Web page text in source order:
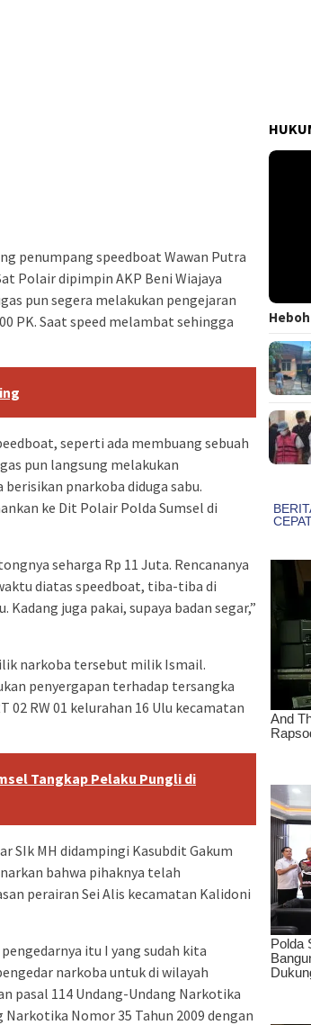
penumpang speedboat Wawan Putra
Polair dipimpin AKP Beni Wiajaya
pun segera melakukan pengejaran
PK. Saat speed melambat sehingga
seperti ada membuang sebuah
pun langsung melakukan
pnarkoba diduga sabu.
ke Dit Polair Polda Sumsel di
seharga Rp 11 Juta. Rencananya
diatas speedboat, tiba-tiba di
juga pakai, supaya badan segar,”
narkoba tersebut milik Ismail.
penyergapan terhadap tersangka
02 RW 01 kelurahan 16 Ulu kecamatan
Tangkap Pelaku Pungli di
SIk MH didampingi Kasubdit Gakum
bahwa pihaknya telah
perairan Sei Alis kecamatan Kalidoni
itu I yang sudah kita
narkoba untuk di wilayah
pasal 114 Undang-Undang Narkotika
Narkotika Nomor 35 Tahun 2009 dengan